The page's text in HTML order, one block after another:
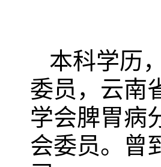
本科学历
委员，云南
学会脾胃病
会委员。曾